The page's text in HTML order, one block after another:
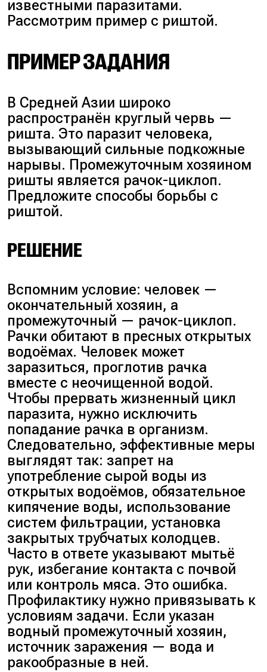
известными паразитами.
Рассмотрим пример с риштой.
ПРИМЕР ЗАДАНИЯ
В Средней Азии широко
распространён круглый червь —
ришта. Это паразит человека,
вызывающий сильные подкожные
нарывы. Промежуточным хозяином
ришты является рачок-циклоп.
Предложите способы борьбы с
риштой.
РЕШЕНИЕ
Вспомним условие: человек —
окончательный хозяин, а
промежуточный — рачок-циклоп.
Рачки обитают в пресных открытых
водоёмах. Человек может
заразиться, проглотив рачка
вместе с неочищенной водой.
Чтобы прервать жизненный цикл
паразита, нужно исключить
попадание рачка в организм.
Следовательно, эффективные меры
выглядят так: запрет на
употребление сырой воды из
открытых водоёмов, обязательное
кипячение воды, использование
систем фильтрации, установка
закрытых трубчатых колодцев.
Часто в ответе указывают мытьё
рук, избегание контакта с почвой
или контроль мяса. Это ошибка.
Профилактику нужно привязывать к
условиям задачи. Если указан
водный промежуточный хозяин,
источник заражения — вода и
ракообразные в ней.